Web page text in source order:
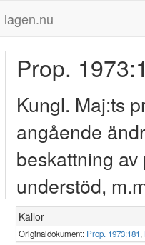
lagen.nu
Prop.
Kungl. Maj:ts
angående
beskattning
understöd,
Källor
Originaldokument: Prop. 1973:181,